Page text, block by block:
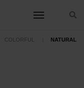
toggle
COLORFUL NATURAL